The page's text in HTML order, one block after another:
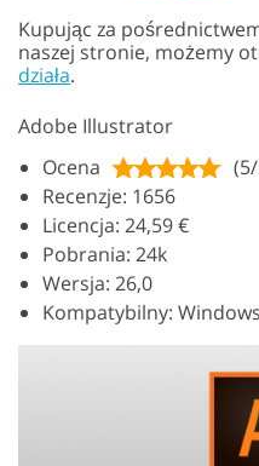
Kupując za
naszej stronie, możemy
działa.
Adobe Illustrator
Ocena
Recenzje: 1656
Licencja: 24,59 €
Pobrania: 24k
Wersja: 26,0
Kompatybilny: